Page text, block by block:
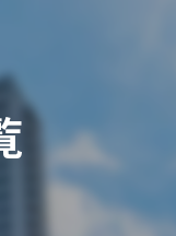
戸営業所工事部
事業部
環境事業部